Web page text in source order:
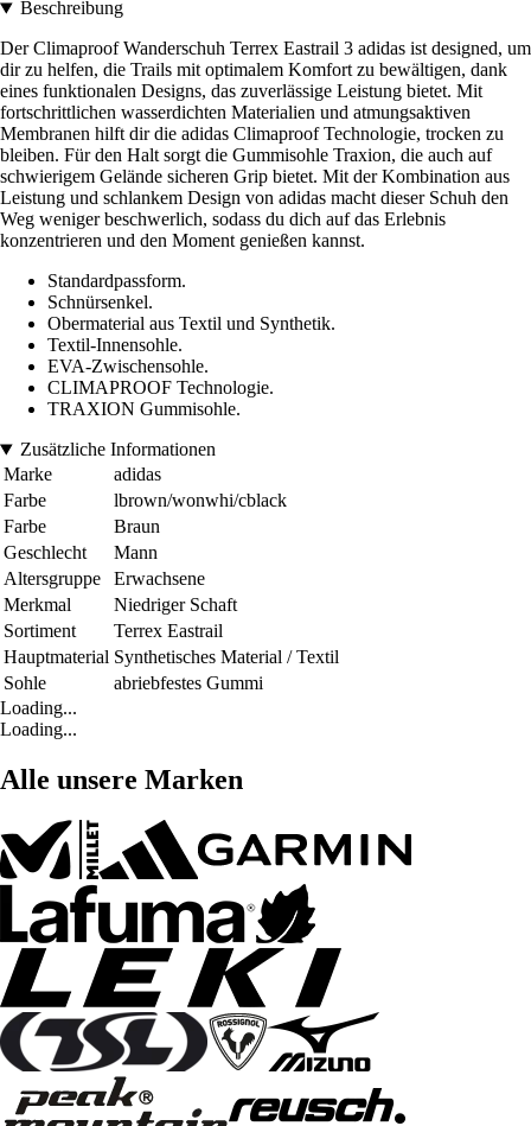
Beschreibung
Der Climaproof Wanderschuh Terrex Eastrail 3 adidas ist designed, um
dir zu helfen, die Trails mit optimalem Komfort zu bewältigen, dank
eines funktionalen Designs, das zuverlässige Leistung bietet. Mit
fortschrittlichen wasserdichten Materialien und atmungsaktiven
Membranen hilft dir die adidas Climaproof Technologie, trocken zu
bleiben. Für den Halt sorgt die Gummisohle Traxion, die auch auf
schwierigem Gelände sicheren Grip bietet. Mit der Kombination aus
Leistung und schlankem Design von adidas macht dieser Schuh den
Weg weniger beschwerlich, sodass du dich auf das Erlebnis
konzentrieren und den Moment genießen kannst.
Standardpassform.
Schnürsenkel.
Obermaterial aus Textil und Synthetik.
Textil-Innensohle.
EVA-Zwischensohle.
CLIMAPROOF Technologie.
TRAXION Gummisohle.
Zusätzliche Informationen
Marke
adidas
Farbe
lbrown/wonwhi/cblack
Farbe
Braun
Geschlecht
Mann
Altersgruppe
Erwachsene
Merkmal
Niedriger Schaft
Sortiment
Terrex Eastrail
Hauptmaterial Synthetisches Material / Textil
Sohle
abriebfestes Gummi
Loading...
Loading...
Alle unsere Marken